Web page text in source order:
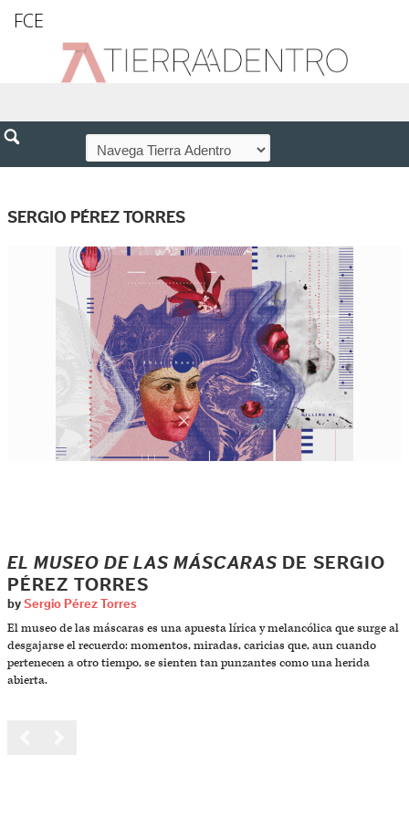
FCE
SERGIO PÉREZ TORRES
EL MUSEO DE LAS MÁSCARAS DE SERGIO
PÉREZ TORRES
by Sergio Pérez Torres
El museo de las máscaras es una apuesta lírica y melancólica que surge al
desgajarse el recuerdo: momentos, miradas, caricias que, aun cuando
pertenecen a otro tiempo, se sienten tan punzantes como una herida
abierta.